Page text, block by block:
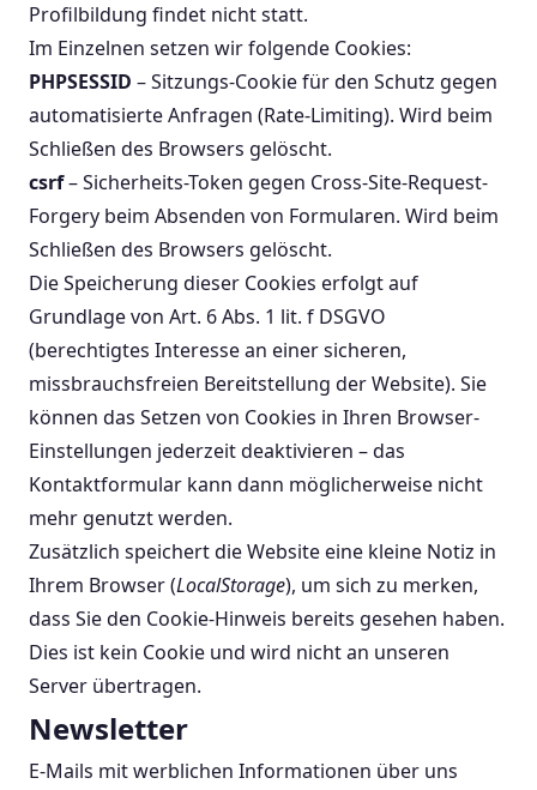
Profilbildung findet nicht statt.
Im Einzelnen setzen wir folgende Cookies:
PHPSESSID – Sitzungs-Cookie für den Schutz gegen
automatisierte Anfragen (Rate-Limiting). Wird beim
Schließen des Browsers gelöscht.
csrf– Sicherheits-Token gegen Cross-Site-Request-
Forgery beim Absenden von Formularen. Wird beim
Schließen des Browsers gelöscht.
Die Speicherung dieser Cookies erfolgt auf
Grundlage von Art. 6 Abs. 1 lit. f DSGVO
(berechtigtes Interesse an einer sicheren,
missbrauchsfreien Bereitstellung der Website). Sie
können das Setzen von Cookies in Ihren Browser-
Einstellungen jederzeit deaktivieren – das
Kontaktformular kann dann möglicherweise nicht
mehr genutzt werden.
Zusätzlich speichert die Website eine kleine Notiz in
Ihrem Browser (LocalStorage), um sich zu merken,
dass Sie den Cookie-Hinweis bereits gesehen haben.
Dies ist kein Cookie und wird nicht an unseren
Server übertragen.
Newsletter
E-Mails mit werblichen Informationen über uns